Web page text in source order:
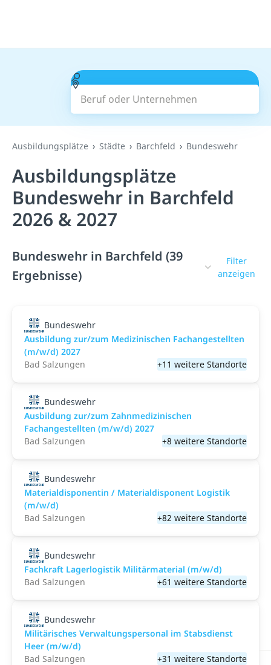
Beruf oder Unternehmen
Suchen
Ausbildungsplätze Städte Barchfeld Bundeswehr
Ausbildungsplätze
Bundeswehr in Barchfeld
2026 & 2027
Bundeswehr in Barchfeld (39
Ergebnisse)
Filter
anzeigen
Bundeswehr
Ausbildung zur/zum Medizinischen Fachangestellten
(m/w/d) 2027
Bad Salzungen
+11 weitere Standorte
Bundeswehr
Ausbildung zur/zum Zahnmedizinischen
Fachangestellten (m/w/d) 2027
Bad Salzungen
+8 weitere Standorte
Bundeswehr
Materialdisponentin / Materialdisponent Logistik
(m/w/d)
Bad Salzungen
+82 weitere Standorte
Bundeswehr
Fachkraft Lagerlogistik Militärmaterial (m/w/d)
Bad Salzungen
+61 weitere Standorte
Bundeswehr
Militärisches Verwaltungspersonal im Stabsdienst
Heer (m/w/d)
Bad Salzungen
+31 weitere Standorte